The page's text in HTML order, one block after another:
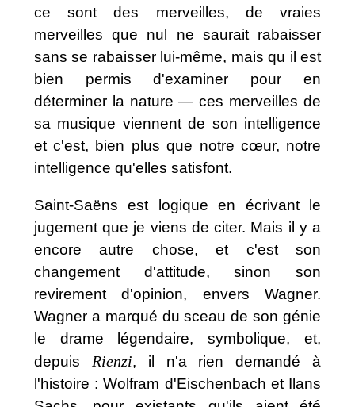
ce sont des merveilles, de vraies
merveilles que nul ne saurait rabaisser
sans se rabaisser lui-même, mais qu il est
bien permis d'examiner pour en
déterminer la nature — ces merveilles de
sa musique viennent de son intelligence
et c'est, bien plus que notre cœur, notre
intelligence qu'elles satisfont.
Saint-Saëns est logique en écrivant le
jugement que je viens de citer. Mais il y a
encore autre chose, et c'est son
changement d'attitude, sinon son
revirement d'opinion, envers Wagner.
Wagner a marqué du sceau de son génie
le drame légendaire, symbolique, et,
depuis Rienzi, il n'a rien demandé à
l'histoire : Wolfram d'Eischenbach et Ilans